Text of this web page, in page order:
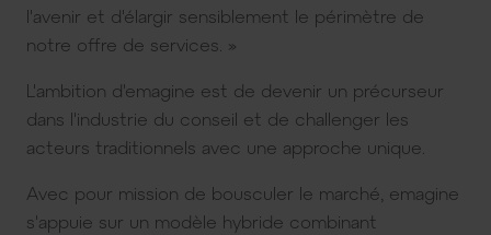
l'avenir et d'élargir sensiblement le périmètre de
notre offre de services. »
L'ambition d'emagine est de devenir un précurseur
dans l'industrie du conseil et de challenger les
acteurs traditionnels avec une approche unique.
Avec pour mission de bousculer le marché, emagine
s'appuie sur un modèle hybride combinant